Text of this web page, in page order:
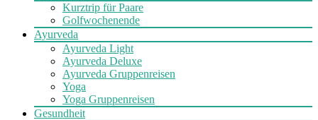
Kurztrip für Paare
Golfwochenende
Ayurveda
Ayurveda Light
Ayurveda Deluxe
Ayurveda Gruppenreisen
Yoga
Yoga Gruppenreisen
Gesundheit